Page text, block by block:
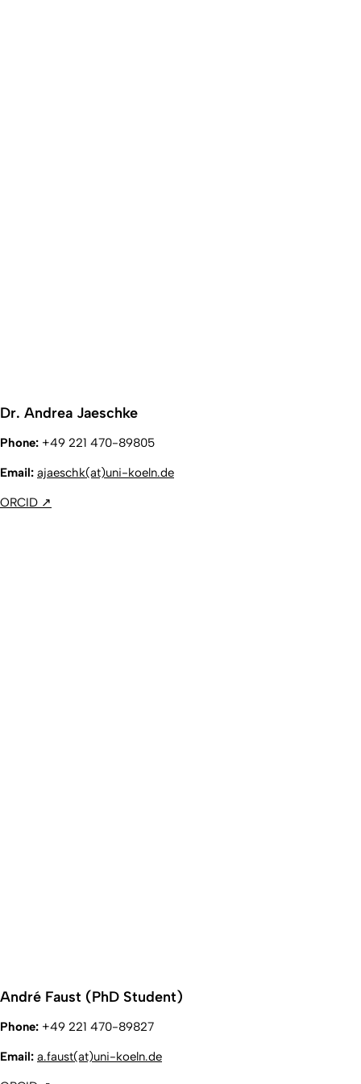
Dr. Andrea Jaeschke
Phone: +49 221 470-89805
Email: ajaeschk(at)uni-koeln.de
ORCID ↗
André Faust (PhD Student)
Phone: +49 221 470-89827
Email: a.faust(at)uni-koeln.de